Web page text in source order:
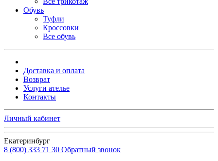
Обувь
Туфли
Кроссовки
Все обувь
Доставка и оплата
Возврат
Услуги ателье
Контакты
Личный кабинет
Екатеринбург
8 (800) 333 71 30 Обратный звонок